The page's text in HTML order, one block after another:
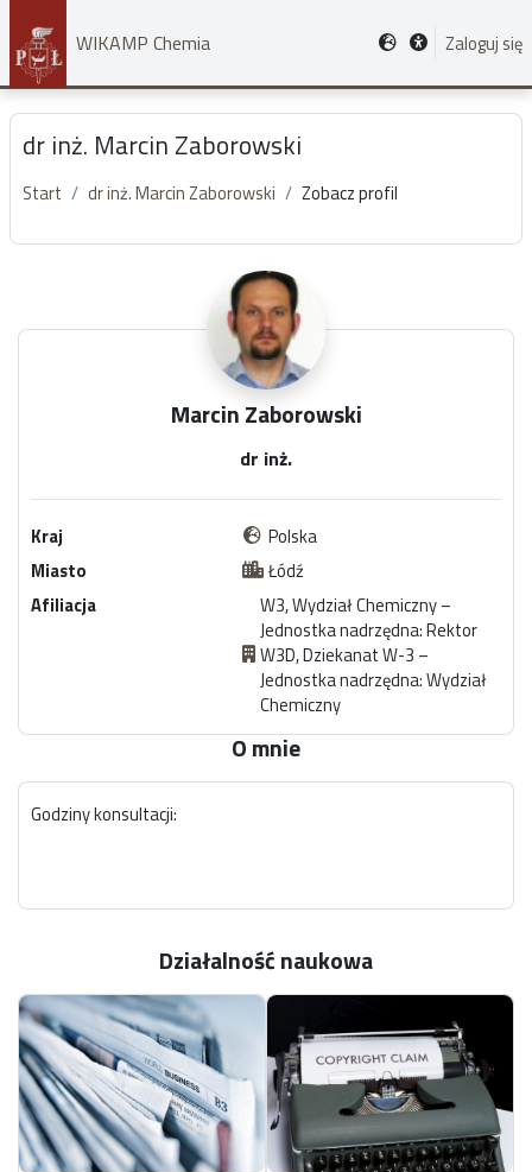
Przejdź do głównej zawartości
WIKAMP Chemia Zaloguj się
dr inż. Marcin Zaborowski
Start dr inż. Marcin Zaborowski Zobacz profil
Marcin Zaborowski
dr inż.
Kraj
Polska
Miasto
Łódź
Afiliacja
W3, Wydział Chemiczny –
Jednostka nadrzędna: Rektor
W3D, Dziekanat W-3 –
Jednostka nadrzędna: Wydział
Chemiczny
O mnie
Godziny konsultacji:
Działalność naukowa